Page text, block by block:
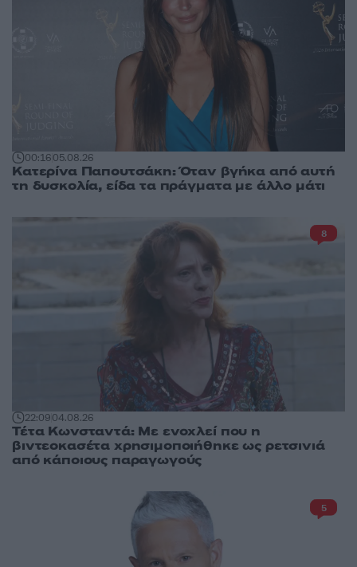
00:1605.08.26
Κατερίνα Παπουτσάκη: Όταν βγήκα από αυτή
τη δυσκολία, είδα τα πράγματα με άλλο μάτι
22:0904.08.26
Τέτα Κωνσταντά: Με ενοχλεί που η
βιντεοκασέτα χρησιμοποιήθηκε ως ρετσινιά
από κάποιους παραγωγούς
8
5